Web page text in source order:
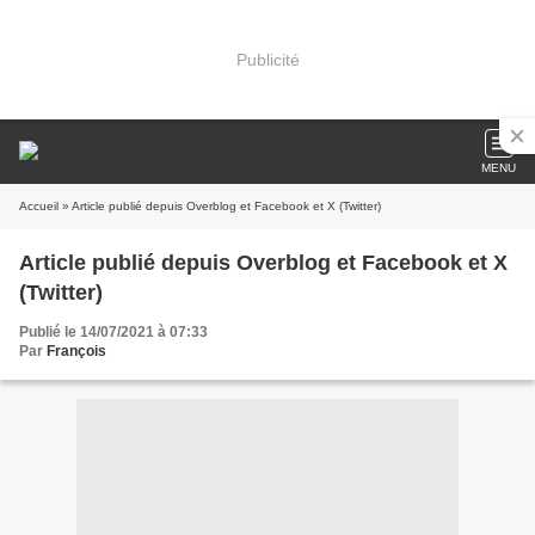
Publicité
MENU
Accueil » Article publié depuis Overblog et Facebook et X (Twitter)
Article publié depuis Overblog et Facebook et X
(Twitter)
Publié le 14/07/2021 à 07:33
Par François